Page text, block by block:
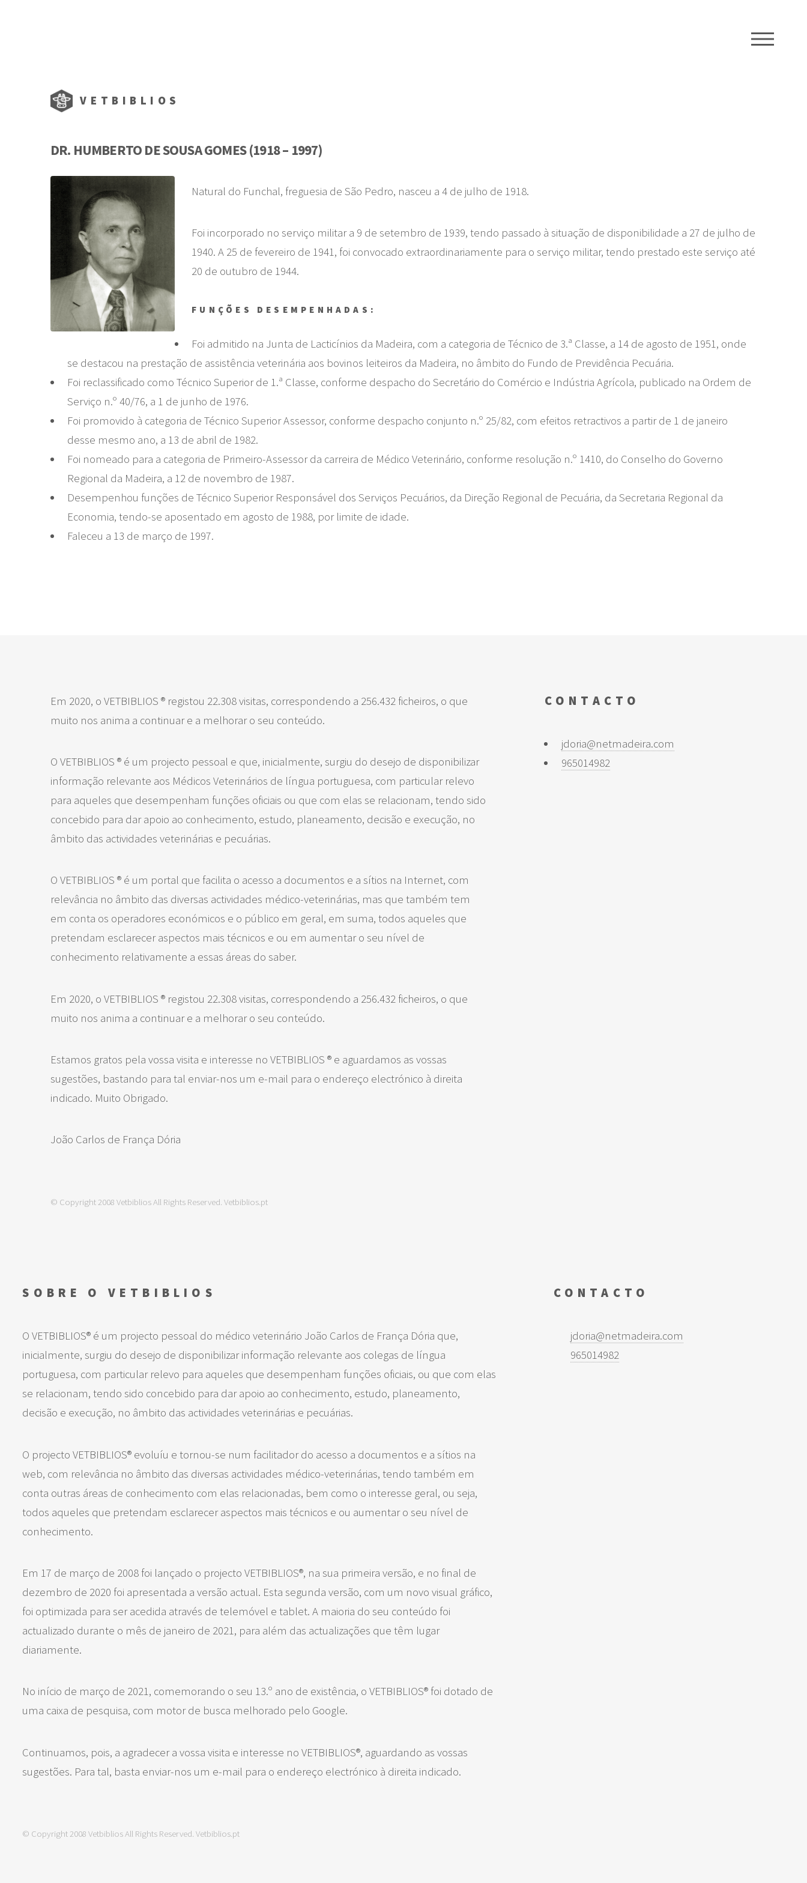
VETBIBLIOS
DR. HUMBERTO DE SOUSA GOMES (1918 – 1997)
Natural do Funchal, freguesia de São Pedro, nasceu a 4 de julho de 1918.
Foi incorporado no serviço militar a 9 de setembro de 1939, tendo passado à situação de disponibilidade a 27 de julho de
1940. A 25 de fevereiro de 1941, foi convocado extraordinariamente para o serviço militar, tendo prestado este serviço até
20 de outubro de 1944.
FUNÇÕES DESEMPENHADAS:
Foi admitido na Junta de Lacticínios da Madeira, com a categoria de Técnico de 3.ª Classe, a 14 de agosto de 1951, onde
se destacou na prestação de assistência veterinária aos bovinos leiteiros da Madeira, no âmbito do Fundo de Previdência Pecuária.
Foi reclassificado como Técnico Superior de 1.ª Classe, conforme despacho do Secretário do Comércio e Indústria Agrícola, publicado na Ordem de
Serviço n.º 40/76, a 1 de junho de 1976.
Foi promovido à categoria de Técnico Superior Assessor, conforme despacho conjunto n.º 25/82, com efeitos retractivos a partir de 1 de janeiro
desse mesmo ano, a 13 de abril de 1982.
Foi nomeado para a categoria de Primeiro-Assessor da carreira de Médico Veterinário, conforme resolução n.º 1410, do Conselho do Governo
Regional da Madeira, a 12 de novembro de 1987.
Desempenhou funções de Técnico Superior Responsável dos Serviços Pecuários, da Direção Regional de Pecuária, da Secretaria Regional da
Economia, tendo-se aposentado em agosto de 1988, por limite de idade.
Faleceu a 13 de março de 1997.
Em 2020, o VETBIBLIOS ® registou 22.308 visitas, correspondendo a 256.432 ficheiros, o que
muito nos anima a continuar e a melhorar o seu conteúdo.
O VETBIBLIOS ® é um projecto pessoal e que, inicialmente, surgiu do desejo de disponibilizar
informação relevante aos Médicos Veterinários de língua portuguesa, com particular relevo
para aqueles que desempenham funções oficiais ou que com elas se relacionam, tendo sido
concebido para dar apoio ao conhecimento, estudo, planeamento, decisão e execução, no
âmbito das actividades veterinárias e pecuárias.
O VETBIBLIOS ® é um portal que facilita o acesso a documentos e a sítios na Internet, com
relevância no âmbito das diversas actividades médico-veterinárias, mas que também tem
em conta os operadores económicos e o público em geral, em suma, todos aqueles que
pretendam esclarecer aspectos mais técnicos e ou em aumentar o seu nível de
conhecimento relativamente a essas áreas do saber.
Em 2020, o VETBIBLIOS ® registou 22.308 visitas, correspondendo a 256.432 ficheiros, o que
muito nos anima a continuar e a melhorar o seu conteúdo.
Estamos gratos pela vossa visita e interesse no VETBIBLIOS ® e aguardamos as vossas
sugestões, bastando para tal enviar-nos um e-mail para o endereço electrónico à direita
indicado. Muito Obrigado.
João Carlos de França Dória
CONTACTO
jdoria@netmadeira.com
965014982
© Copyright 2008 Vetbiblios All Rights Reserved. Vetbiblios.pt
SOBRE O VETBIBLIOS
O VETBIBLIOS® é um projecto pessoal do médico veterinário João Carlos de França Dória que,
inicialmente, surgiu do desejo de disponibilizar informação relevante aos colegas de língua
portuguesa, com particular relevo para aqueles que desempenham funções oficiais, ou que com elas
se relacionam, tendo sido concebido para dar apoio ao conhecimento, estudo, planeamento,
decisão e execução, no âmbito das actividades veterinárias e pecuárias.
O projecto VETBIBLIOS® evoluíu e tornou-se num facilitador do acesso a documentos e a sítios na
web, com relevância no âmbito das diversas actividades médico-veterinárias, tendo também em
conta outras áreas de conhecimento com elas relacionadas, bem como o interesse geral, ou seja,
todos aqueles que pretendam esclarecer aspectos mais técnicos e ou aumentar o seu nível de
conhecimento.
Em 17 de março de 2008 foi lançado o projecto VETBIBLIOS®, na sua primeira versão, e no final de
dezembro de 2020 foi apresentada a versão actual. Esta segunda versão, com um novo visual gráfico,
foi optimizada para ser acedida através de telemóvel e tablet. A maioria do seu conteúdo foi
actualizado durante o mês de janeiro de 2021, para além das actualizações que têm lugar
diariamente.
No início de março de 2021, comemorando o seu 13.º ano de existência, o VETBIBLIOS® foi dotado de
uma caixa de pesquisa, com motor de busca melhorado pelo Google.
Continuamos, pois, a agradecer a vossa visita e interesse no VETBIBLIOS®, aguardando as vossas
sugestões. Para tal, basta enviar-nos um e-mail para o endereço electrónico à direita indicado.
CONTACTO
jdoria@netmadeira.com
965014982
© Copyright 2008 Vetbiblios All Rights Reserved. Vetbiblios.pt